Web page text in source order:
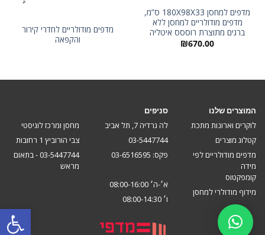
פתח
מדפים למחסן 180X98X33 ס”מ,
מדפים מודולריים למחסן ללא
ברגים מתוצרת רוססס איטליה
₪670.00
מדפים מודולריים לחדרי קירור
והקפאה
המוצרים שלנו
לוקרים וארונות מתכת
קטלוג מוצרים
מדפים מודולריים לפי
מידה
קומפקטוס
מידוף מודולרי למחסן
סניפים
לה גרדיה 7, תל אביב
03-5447744
פקס: 03-6516595
א׳-ה׳ 08:00-16:00
ו׳ 08:00-14:30
מחסן ומרכז לוגיסטי
צבי הורוביץ 1 רחובות
03-5447744 - בתאום
מראש